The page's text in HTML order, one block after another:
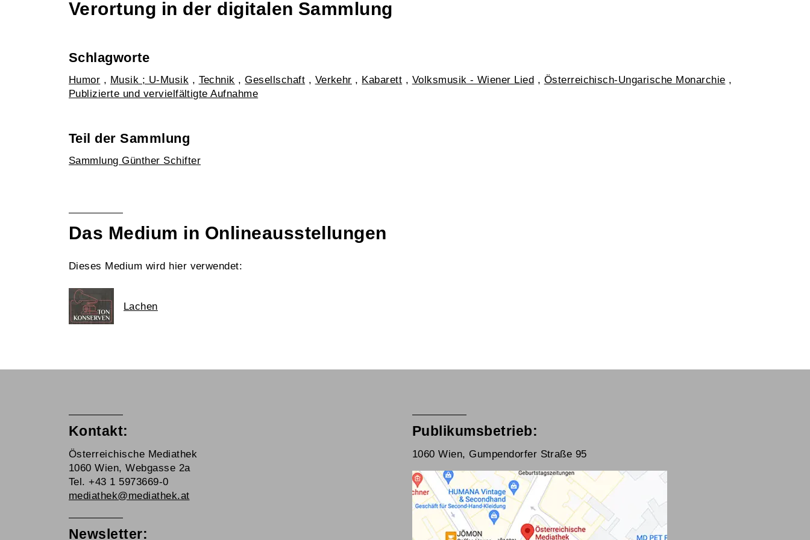
Verortung in der digitalen Sammlung
Schlagworte
Humor , Musik ; U-Musik , Technik ,Gesellschaft , Verkehr , Kabarett , Volksmusik - Wiener Lied , Österreichisch-Ungarische Monarchie ,
Publizierte und vervielfältigte Aufnahme
Teil der Sammlung
Sammlung Günther Schifter
Das Medium in Onlineausstellungen
Dieses Medium wird hier verwendet:
Lachen
Kontakt:
Österreichische Mediathek
1060 Wien, Webgasse 2a
Tel. +43 1 5973669-0
mediathek@mediathek.at
Newsletter:
Publikumsbetrieb:
1060 Wien, Gumpendorfer Straße 95